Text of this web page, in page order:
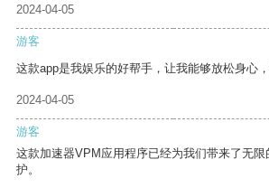
2024-04-05
游客
这款app是我娱乐的好帮手，让我能够放松身心，
2024-04-05
游客
这款加速器VPM应用程序已经为我们带来了无
护。